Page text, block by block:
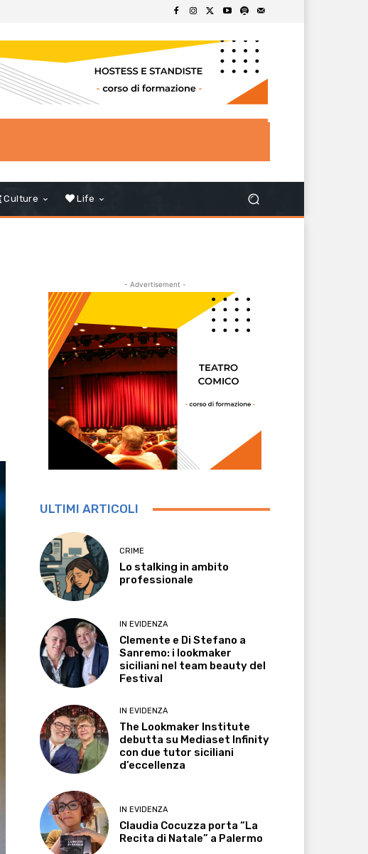
Culture Life
- Advertisement -
ULTIMI ARTICOLI
CRIME
Lo stalking in ambito
professionale
IN EVIDENZA
Clemente e Di Stefano a
Sanremo: i lookmaker
siciliani nel team beauty del
Festival
IN EVIDENZA
The Lookmaker Institute
debutta su Mediaset Infinity
con due tutor siciliani
d’eccellenza
IN EVIDENZA
Claudia Cocuzza porta “La
Recita di Natale” a Palermo